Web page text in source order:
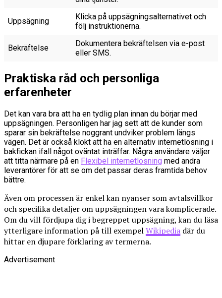
Uppsägning
Klicka på uppsägningsalternativet och
följ instruktionerna.
Bekräftelse
Dokumentera bekräftelsen via e-post
eller SMS.
Praktiska råd och personliga
erfarenheter
Det kan vara bra att ha en tydlig plan innan du börjar med
uppsägningen. Personligen har jag sett att de kunder som
sparar sin bekräftelse noggrant undviker problem längs
vägen. Det är också klokt att ha en alternativ internetlösning i
bakfickan ifall något oväntat inträffar. Några användare väljer
att titta närmare på en Flexibel internetlösning med andra
leverantörer för att se om det passar deras framtida behov
bättre.
Även om processen är enkel kan nyanser som avtalsvillkor
och specifika detaljer om uppsägningen vara komplicerade.
Om du vill fördjupa dig i begreppet uppsägning, kan du läsa
ytterligare information på till exempelWikipedia där du
hittar en djupare förklaring av termerna.
Advertisement